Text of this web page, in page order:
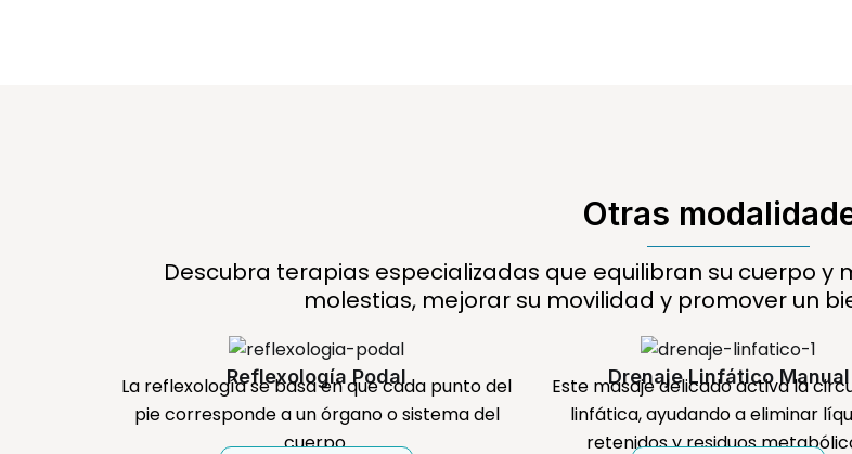
Otras
Descubra terapias especializadas que equilibran su cuerpo
molestias, mejorar su movilidad y promover un
Reflexología Podal
La reflexología se basa en que cada punto del
pie corresponde a un órgano o sistema del
cuerpo.
Drenaje Linfático Manual
Este masaje delicado activa la
linfática, ayudando a eliminar
retenidos y residuos